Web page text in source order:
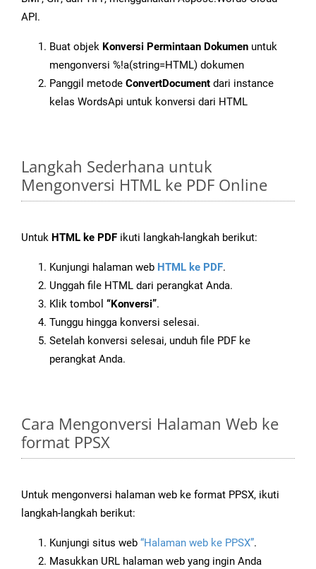
API.
Buat objek Konversi Permintaan Dokumen untuk
mengonversi %!a(string=HTML) dokumen
Panggil metode ConvertDocument dari instance
kelas WordsApi untuk konversi dari HTML
Langkah Sederhana untuk
Mengonversi HTML ke PDF Online
Untuk HTML ke PDF ikuti langkah-langkah berikut:
Kunjungi halaman web HTML ke PDF.
Unggah file HTML dari perangkat Anda.
Klik tombol “Konversi”.
Tunggu hingga konversi selesai.
Setelah konversi selesai, unduh file PDF ke
perangkat Anda.
Cara Mengonversi Halaman Web ke
format PPSX
Untuk mengonversi halaman web ke format PPSX, ikuti
langkah-langkah berikut:
Kunjungi situs web “Halaman web ke PPSX”.
Masukkan URL halaman web yang ingin Anda